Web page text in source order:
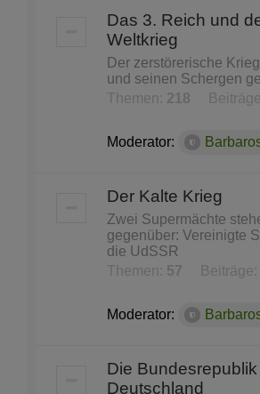
Das 3. Reich und
Weltkrieg
Der zerstörerische
und seinen Schergen
Themen: 218
Moderator:
Der Kalte Krieg
Zwei Supermächte
gegenüber: Vereinigte
die UdSSR
Themen: 57 Beiträge:
Moderator:
Die Bundesrepublik
Deutschland